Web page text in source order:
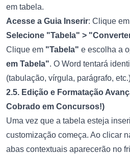
em tabela.
Acesse a Guia Inserir: Clique em
Selecione "Tabela" >
Clique em "Tabela" e escolha a
em Tabela". O Word tentará
(tabulação, vírgula, parágrafo,
2.5. Edição e Formatação
Cobrado em Concursos!)
Uma vez que a tabela esteja
customização começa. Ao clicar
abas contextuais aparecerão no